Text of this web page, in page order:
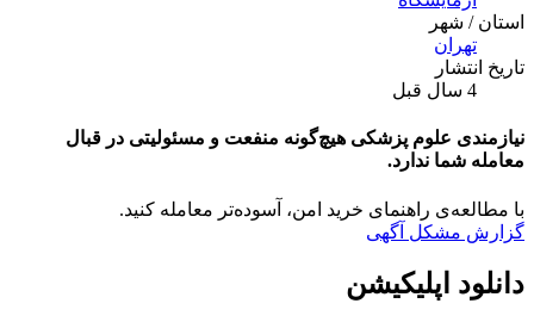
استان / شهر
تهران
تاریخ انتشار
4 سال قبل
نیازمندی علوم پزشکی هیچ‌گونه منفعت و مسئولیتی در قبال
معامله شما ندارد.
با مطالعه‌ی راهنمای خرید امن، آسوده‌تر معامله کنید.
گزارش مشکل آگهی
دانلود اپلیکیشن